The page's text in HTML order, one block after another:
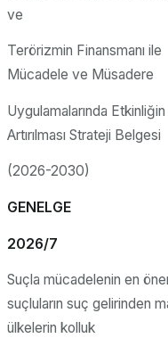
ve
Terörizmin Finansmanı ile
Mücadele ve Müsadere
Uygulamalarında Etkinliğin
Artırılması Strateji Belgesi
(2026-2030)
GENELGE
2026/7
Suçla mücadelenin en
suçluların suç gelirinden
ülkelerin kolluk